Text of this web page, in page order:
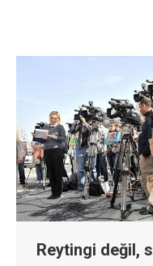
Reytingi değil,